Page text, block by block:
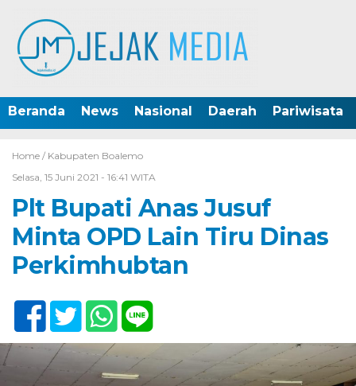
Beranda News Nasional Daerah Pariwisata
Home / Kabupaten Boalemo
Selasa, 15 Juni 2021 - 16:41 WITA
Plt Bupati Anas Jusuf
Minta OPD Lain Tiru Dinas
Perkimhubtan